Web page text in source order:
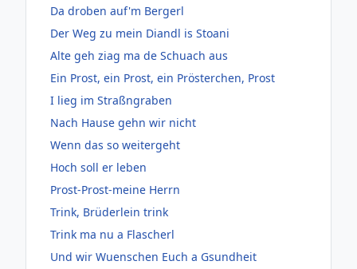
Da droben auf'm Bergerl
Der Weg zu mein Diandl is Stoani
Alte geh ziag ma de Schuach aus
Ein Prost, ein Prost, ein Prösterchen, Prost
I lieg im Straßngraben
Nach Hause gehn wir nicht
Wenn das so weitergeht
Hoch soll er leben
Prost-Prost-meine Herrn
Trink, Brüderlein trink
Trink ma nu a Flascherl
Und wir Wuenschen Euch a Gsundheit